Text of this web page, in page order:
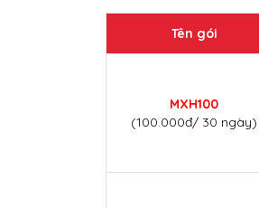
Tên gói
MXH100
(100.000đ/ 30 ngày)